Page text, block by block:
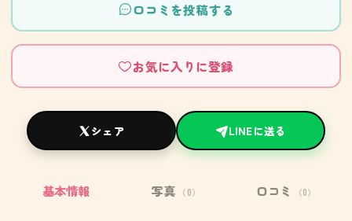
口コミを投稿する
お気に入りに登録
シェア LINEに送る
基本情報 写真 （0） 口コミ （0）